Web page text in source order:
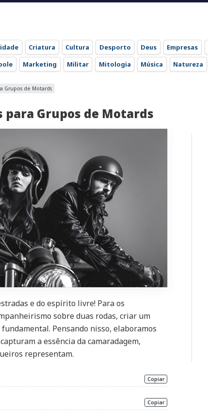
Criatura Cultura Desporto Deus Empresas
Marketing Militar Mitologia Música Natureza
Grupos de Motards
para Grupos de Motards
e do espírito livre! Para os
sobre duas rodas, criar um
Pensando nisso, elaboramos
a essência da camaradagem,
representam.
Copiar
Copiar